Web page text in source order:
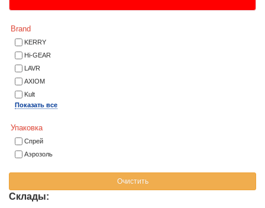
Brand
KERRY
Hi-GEAR
LAVR
AXIOM
Kult
Показать все
Упаковка
Спрей
Аэрозоль
Очистить
Склады: